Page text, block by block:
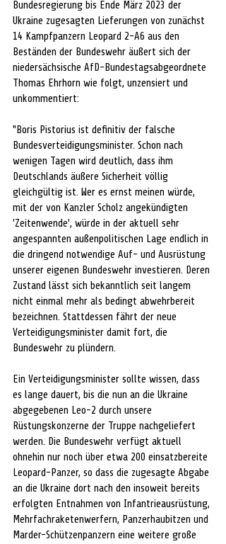
Bundesregierung bis Ende März 2023 der
Ukraine zugesagten Lieferungen von zunächst
14 Kampfpanzern Leopard 2-A6 aus den
Beständen der Bundeswehr äußert sich der
niedersächsische AfD-Bundestagsabgeordnete
Thomas Ehrhorn wie folgt, unzensiert und
unkommentiert:
"Boris Pistorius ist definitiv der falsche
Bundesverteidigungsminister. Schon nach
wenigen Tagen wird deutlich, dass ihm
Deutschlands äußere Sicherheit völlig
gleichgültig ist. Wer es ernst meinen würde,
mit der von Kanzler Scholz angekündigten
'Zeitenwende', würde in der aktuell sehr
angespannten außenpolitischen Lage endlich in
die dringend notwendige Auf- und Ausrüstung
unserer eigenen Bundeswehr investieren. Deren
Zustand lässt sich bekanntlich seit langem
nicht einmal mehr als bedingt abwehrbereit
bezeichnen. Stattdessen fährt der neue
Verteidigungsminister damit fort, die
Bundeswehr zu plündern.
Ein Verteidigungsminister sollte wissen, dass
es lange dauert, bis die nun an die Ukraine
abgegebenen Leo-2 durch unsere
Rüstungskonzerne der Truppe nachgeliefert
werden. Die Bundeswehr verfügt aktuell
ohnehin nur noch über etwa 200 einsatzbereite
Leopard-Panzer, so dass die zugesagte Abgabe
an die Ukraine dort nach den insoweit bereits
erfolgten Entnahmen von Infantrieausrüstung,
Mehrfachraketenwerfern, Panzerhaubitzen und
Marder-Schützenpanzern eine weitere große